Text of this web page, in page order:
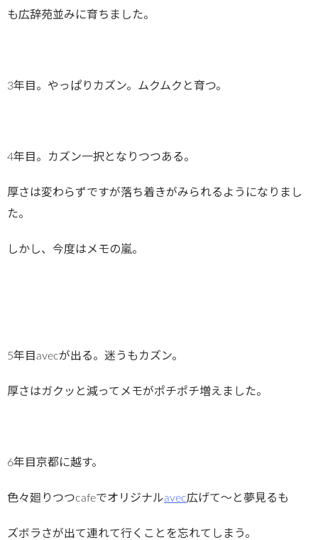
も広辞苑並みに育ちました。
3年目。やっぱりカズン。ムクムクと育つ。
4年目。カズン一択となりつつある。
厚さは変わらずですが落ち着きがみられるようになりまし
た。
しかし、今度はメモの嵐。
5年目avecが出る。迷うもカズン。
厚さはガクッと減ってメモがポチポチ増えました。
6年目京都に越す。
色々廻りつつcafeでオリジナルavec広げて〜と夢見るも
ズボラさが出て連れて行くことを忘れてしまう。